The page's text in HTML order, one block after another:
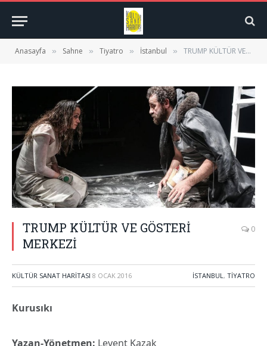
Anasayfa » Sahne » Tiyatro » İstanbul » TRUMP KÜLTÜR VE GÖSTERİ MERKEZİ
TRUMP KÜLTÜR VE GÖSTERİ
MERKEZİ
0
KÜLTÜR SANAT HARITASI 8 OCAK 2016 İSTANBUL, TIYATRO
Kurusıkı
Yazan-Yönetmen: Levent Kazak